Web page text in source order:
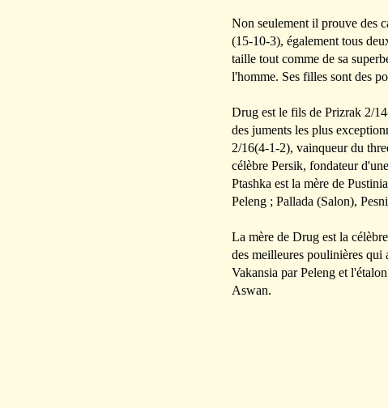
Non seulement il prouve des
(15-10-3), également tous
taille tout comme de sa
l'homme. Ses filles sont des
Drug est le fils de Prizrak 2/
des juments les plus
2/16(4-1-2), vainqueur du
célèbre Persik, fondateur
Ptashka est la mère de
Peleng ; Pallada (Salon),
La mère de Drug est la
des meilleures poulinières
Vakansia par Peleng et
Aswan.